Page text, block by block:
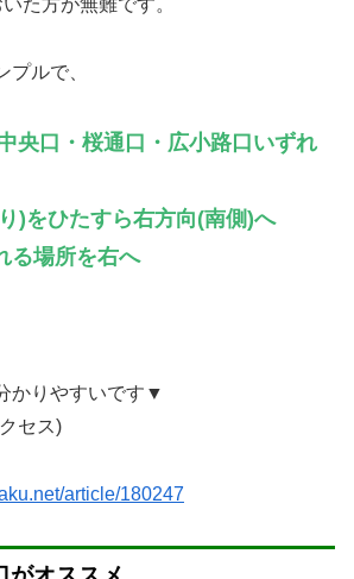
た方が無難です。
プルで、
央口・桜通口・広小路口いずれ
)をひたすら右方向(南側)へ
る場所を右へ
かりやすいです▼
セス)
article/180247